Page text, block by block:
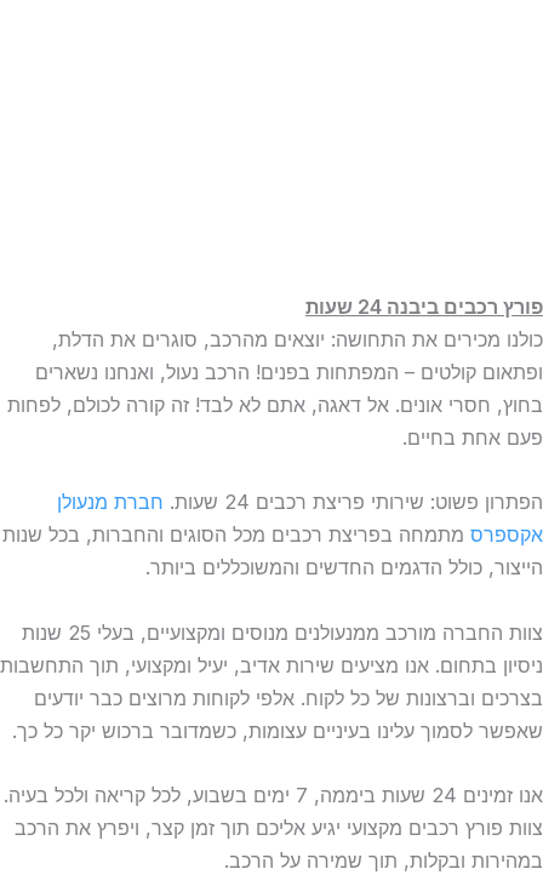
פורץ רכבים ביבנה 24 שעות
כולנו מכירים את התחושה: יוצאים מהרכב, סוגרים את הדלת,
ופתאום קולטים – המפתחות בפנים! הרכב נעול, ואנחנו נשארים
בחוץ, חסרי אונים. אל דאגה, אתם לא לבד! זה קורה לכולם, לפחות
פעם אחת בחיים.
הפתרון פשוט: שירותי פריצת רכבים 24 שעות.
חברת מנעולן
אקספרס מתמחה בפריצת רכבים מכל הסוגים והחברות, בכל שנות
הייצור, כולל הדגמים החדשים והמשוכללים ביותר.
צוות החברה מורכב ממנעולנים מנוסים ומקצועיים, בעלי 25 שנות
ניסיון בתחום. אנו מציעים שירות אדיב, יעיל ומקצועי, תוך התחשבות
בצרכים וברצונות של כל לקוח. אלפי לקוחות מרוצים כבר יודעים
שאפשר לסמוך עלינו בעיניים עצומות, כשמדובר ברכוש יקר כל כך.
אנו זמינים 24 שעות ביממה, 7 ימים בשבוע, לכל קריאה ולכל בעיה.
צוות פורץ רכבים מקצועי יגיע אליכם תוך זמן קצר, ויפרץ את הרכב
במהירות ובקלות, תוך שמירה על הרכב.